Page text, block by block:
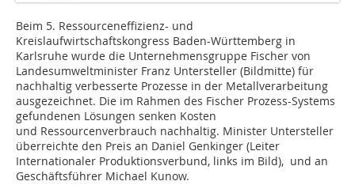
Beim 5. Ressourceneffizienz- und
Kreislaufwirtschaftskongress Baden-Württemberg in
Karlsruhe wurde die Unternehmensgruppe Fischer von
Landesumweltminister Franz Untersteller (Bildmitte) für
nachhaltig verbesserte Prozesse in der Metallverarbeitung
ausgezeichnet. Die im Rahmen des Fischer Prozess-Systems
gefundenen Lösungen senken Kosten
und Ressourcenverbrauch nachhaltig. Minister Untersteller
überreichte den Preis an Daniel Genkinger (Leiter
Internationaler Produktionsverbund, links im Bild), und an
Geschäftsführer Michael Kunow.